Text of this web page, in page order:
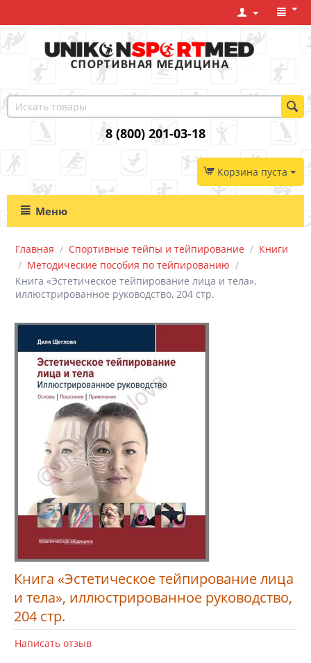
8 (800) 201-03-18
Корзина пуста
Меню
Главная / Спортивные тейпы и тейпирование / Книги
/ Методические пособия по тейпированию /
Книга «Эстетическое тейпирование лица и тела»,
иллюстрированное руководство, 204 стр.
Книга «Эстетическое тейпирование лица
и тела», иллюстрированное руководство,
204 стр.
Написать отзыв